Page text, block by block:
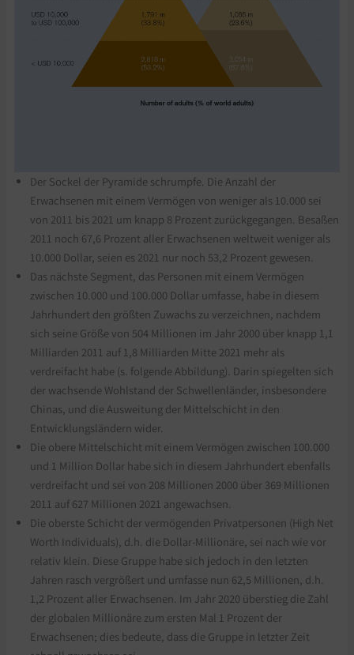
Der Sockel der Pyramide schrumpfe. Die Anzahl der
Erwachsenen mit einem Vermögen von weniger als 10.000 sei
von 2011 bis 2021 um knapp 8 Prozent zurückgegangen. Besaßen
2011 noch 67,6 Prozent aller Erwachsenen weltweit weniger als
10.000 Dollar, seien es 2021 nur noch 53,2 Prozent gewesen.
Das nächste Segment, das Personen mit einem Vermögen
zwischen 10.000 und 100.000 Dollar umfasse, habe in diesem
Jahrhundert den größten Zuwachs zu verzeichnen, nachdem
sich seine Größe von 504 Millionen im Jahr 2000 über knapp 1,1
Milliarden 2011 auf 1,8 Milliarden Mitte 2021 mehr als
verdreifacht habe (s. folgende Abbildung). Darin spiegelten sich
der wachsende Wohlstand der Schwellenländer, insbesondere
Chinas, und die Ausweitung der Mittelschicht in den
Entwicklungsländern wider.
Die obere Mittelschicht mit einem Vermögen zwischen 100.000
und 1 Million Dollar habe sich in diesem Jahrhundert ebenfalls
verdreifacht und sei von 208 Millionen 2000 über 369 Millionen
2011 auf 627 Millionen 2021 angewachsen.
Die oberste Schicht der vermögenden Privatpersonen (High Net
Worth Individuals), d.h. die Dollar-Millionäre, sei nach wie vor
relativ klein. Diese Gruppe habe sich jedoch in den letzten
Jahren rasch vergrößert und umfasse nun 62,5 Millionen, d.h.
1,2 Prozent aller Erwachsenen. Im Jahr 2020 überstieg die Zahl
der globalen Millionäre zum ersten Mal 1 Prozent der
Erwachsenen; dies bedeute, dass die Gruppe in letzter Zeit